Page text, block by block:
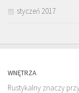
styczeń 2017
WNĘTRZA
Rustykalny znaczy